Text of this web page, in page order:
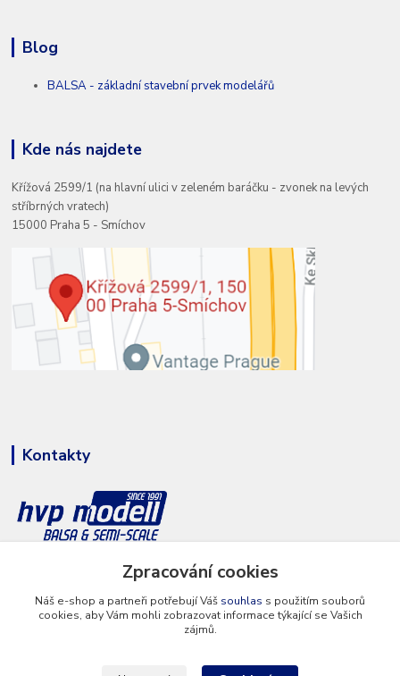
Blog
BALSA - základní stavební prvek modelářů
Kde nás najdete
Křížová 2599/1 (na hlavní ulici v zeleném baráčku - zvonek na levých
stříbrných vratech)
15000 Praha 5 - Smíchov
Kontakty
+420 777 286 674
info@hvp-modell.cz
Zpracování cookies
Náš e-shop a partneři potřebují Váš souhlas s použitím souborů
cookies, aby Vám mohli zobrazovat informace týkající se Vašich
zájmů.